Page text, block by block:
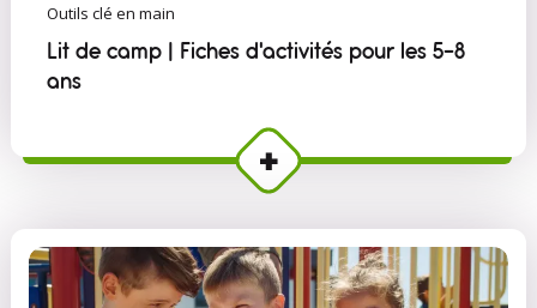
Outils clé en main
Lit de camp | Fiches d'activités pour les 5-8
ans